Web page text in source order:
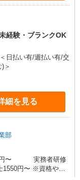
経験・ブランクOK
日払い有/週払い有/交
＞
細を見る
部
円〜 実務者研修
※資格や経